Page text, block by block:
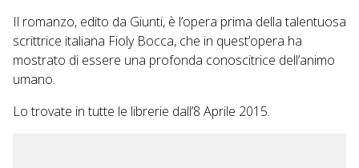
Il romanzo, edito da Giunti, è l’opera prima della talentuosa
scrittrice italiana Fioly Bocca, che in quest’opera ha
mostrato di essere una profonda conoscitrice dell’animo
umano.
Lo trovate in tutte le librerie dall’8 Aprile 2015.